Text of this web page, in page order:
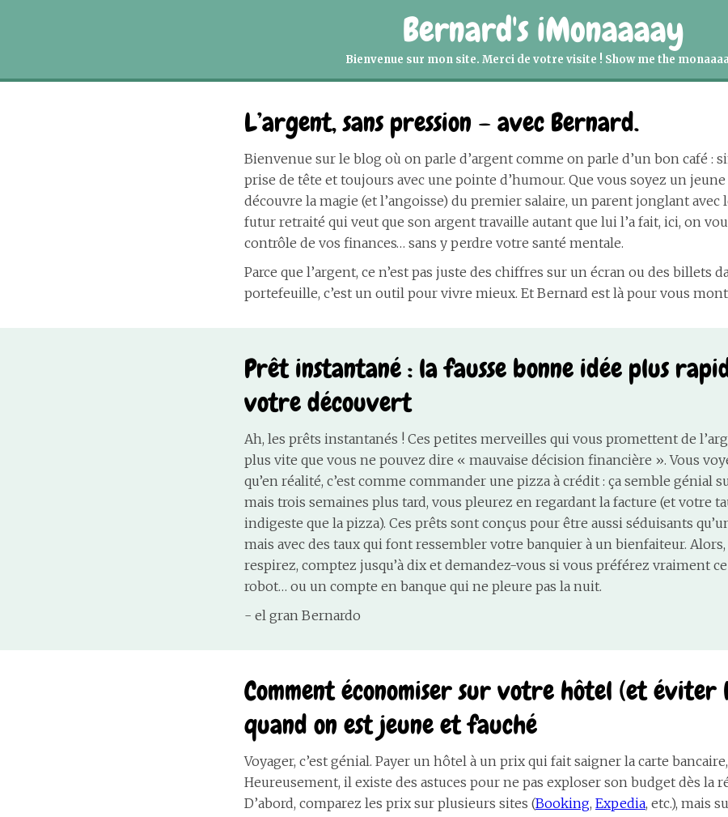
Bernard's iMonaaaay
Bienvenue sur mon site. Merci de votre visite ! Show me the
L’argent, sans pression – avec Bernard.
Bienvenue sur le blog où on parle d’argent comme on parle d’un bon café :
prise de tête et toujours avec une pointe d’humour. Que vous soyez un
découvre la magie (et l’angoisse) du premier salaire, un parent jonglant avec
futur retraité qui veut que son argent travaille autant que lui l’a fait, ici, on
contrôle de vos finances… sans y perdre votre santé mentale.
Parce que l’argent, ce n’est pas juste des chiffres sur un écran ou des billets
portefeuille, c’est un outil pour vivre mieux. Et Bernard est là pour vous
Prêt instantané : la fausse bonne idée plus
votre découvert
Ah, les prêts instantanés ! Ces petites merveilles qui vous promettent de
plus vite que vous ne pouvez dire « mauvaise décision financière ». Vous
qu’en réalité, c’est comme commander une pizza à crédit : ça semble génial
mais trois semaines plus tard, vous pleurez en regardant la facture (et votre
indigeste que la pizza). Ces prêts sont conçus pour être aussi séduisants
mais avec des taux qui font ressembler votre banquier à un bienfaiteur. Alors,
respirez, comptez jusqu’à dix et demandez-vous si vous préférez vraiment
robot… ou un compte en banque qui ne pleure pas la nuit.
- el gran Bernardo
Comment économiser sur votre hôtel (et éviter
quand on est jeune et fauché
Voyager, c’est génial. Payer un hôtel à un prix qui fait saigner la carte
Heureusement, il existe des astuces pour ne pas exploser son budget dès la
D’abord, comparez les prix sur plusieurs sites (Booking, Expedia, etc.), mais